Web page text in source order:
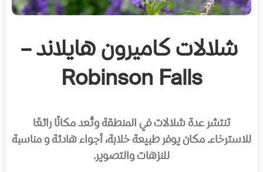
شلالات كاميرون هايلاند –
Robinson Falls
تنتشر عدة شلالات في المنطقة وتُعد مكانًا رائعًا
للاسترخاء. مكان يوفر طبيعة خلابة، أجواء هادئة و مناسبة
للنزهات والتصوير.